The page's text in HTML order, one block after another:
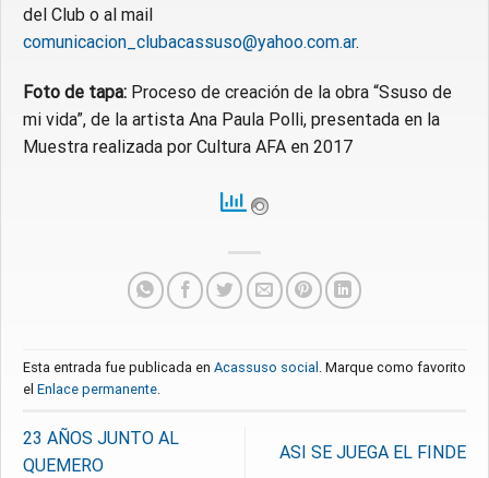
del Club o al mail
comunicacion_clubacassuso@yahoo.com.ar.
Foto de tapa: Proceso de creación de la obra “Ssuso de
mi vida”, de la artista Ana Paula Polli, presentada en la
Muestra realizada por Cultura AFA en 2017
Esta entrada fue publicada en Acassuso social . Marque como favorito
el Enlace permanente.
23 AÑOS JUNTO AL
QUEMERO
ASI SE JUEGA EL FINDE